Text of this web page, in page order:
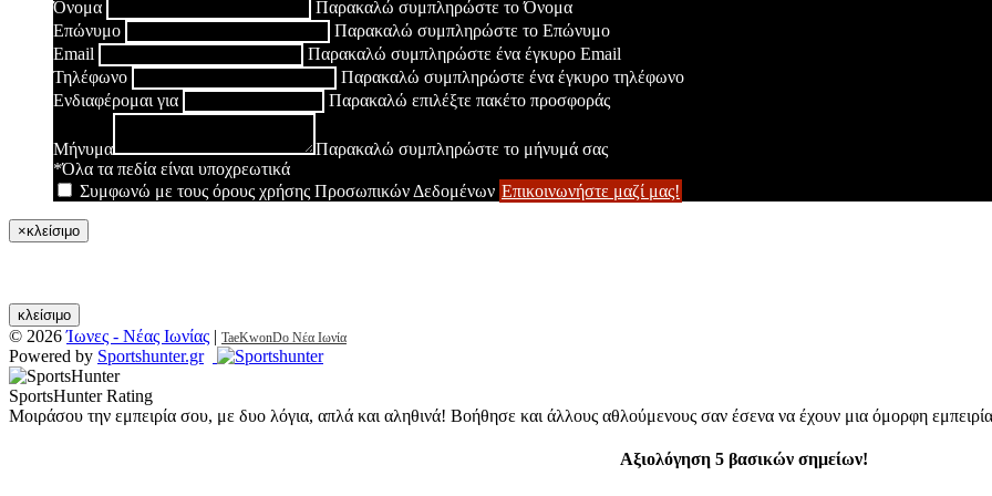
Όνομα
Παρακαλώ συμπληρώστε το Όνομα
Επώνυμο
Παρακαλώ συμπληρώστε το Επώνυμο
Email
Παρακαλώ συμπληρώστε ένα έγκυρο Email
Τηλέφωνο
Παρακαλώ συμπληρώστε ένα έγκυρο τηλέφωνο
Ενδιαφέρομαι για
Παρακαλώ επιλέξτε πακέτο προσφοράς
Μήνυμα
Παρακαλώ συμπληρώστε το μήνυμά σας
*Όλα τα πεδία είναι υποχρεωτικά
Συμφωνώ με τους όρους χρήσης Προσωπικών Δεδομένων Επικοινωνήστε μαζί μας!
×κλείσιμο
κλείσιμο
© 2026Ίωνες - Νέας Ιωνίας | TaeKwonDo Νέα Ιωνία
Powered by Sportshunter.gr
SportsHunter Rating
Μοιράσου την εμπειρία σου, με δυο λόγια, απλά και αληθινά! Βοήθησε και άλλους αθλούμενους σαν έσενα να έχουν μια όμορφη
Αξιολόγηση 5 βασικών σημείων!